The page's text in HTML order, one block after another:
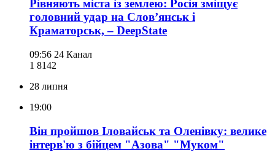
Рівняють міста із землею: Росія зміщує
головний удар на Слов’янськ і
Краматорськ, – DeepState
09:56 24 Канал
1 8142
28 липня
19:00
Він пройшов Іловайськ та Оленівку: велике
інтерв'ю з бійцем "Азова" "Муком"